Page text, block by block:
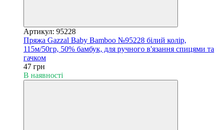
Артикул: 95228
Пряжа Gazzal Baby Bamboo №95228 білий колір,
115м/50гр, 50% бамбук, для ручного в'язання спицями та
гачком
47 грн
В наявності